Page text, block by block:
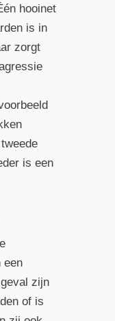
hooinet
is in
zorgt
is een
een
zijn
of is